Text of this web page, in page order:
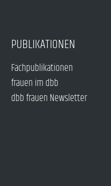
PUBLIKATIONEN
Fachpublikationen
frauen im dbb
dbb frauen Newsletter